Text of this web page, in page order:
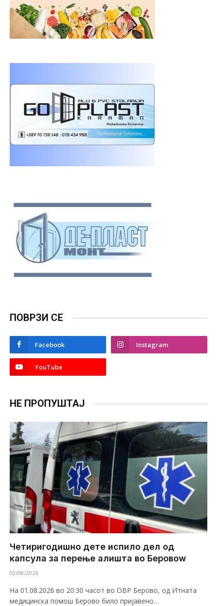
ПОВРЗИ СЕ
Facebook Instagram
YouTube
НЕ ПРОПУШТАЈ
Четиригодишно дете испило дел од
капсула за перење алишта во Беровоw
02/08/2026
На 01.08.2026 во 20:30 часот во ОВР Берово, од Итната
медицинска помош Берово било пријавено…